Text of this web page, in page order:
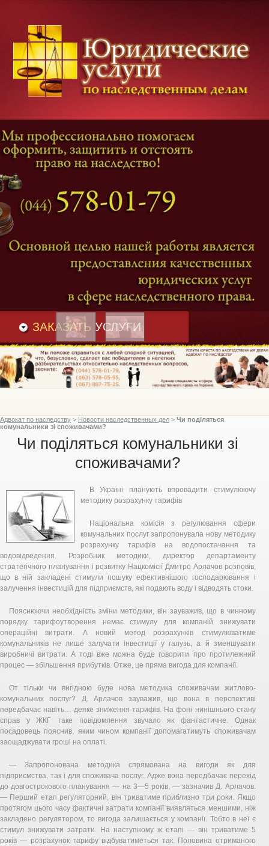
Категории дел
Наследование и Завещание
Оформление наследства
Оспаривание наследства
Адвокат наследственные дела
и Вакансии
ЗАКАЗАТЬ УСЛУГИ
Адвокат по наследству > Новости наследственных дел > Чи поділяться
комунальники зі споживачами?
Чи поділяться комунальники зі
споживачами?
В Україні планують впровадити стимулюючу
методику розрахунку тарифів
Національна комісія з регулювання сфери
комунальних послуг запропонувала нову методику
розрахунку тарифів на водопостачання та
водовідведення. Розробник методики, директор департаменту
стратегічного планування і розвитку Нацкомісії Дмитро Арлачов розповів,
що в ній закладені стимули пошуку ефективнішого господарювання і
залучення інвестицій для підприємств, які подають воду і відводять стоки.
Пояснюючи необхідність зміни методики, він зауважив, що в чинному
порядку тарифоутворення немає стимулу для компаній знижувати
операційні витрати. А новий метод розрахунків стимулюватиме
комунальників не лише залучати інвестиції у галузь, а й зменшувати
виробничі витрати. А тоді вже можна буде говорити про протилежний
процес — збільшення прибутків. Отже, це пряма вигода для компанії.
От тільки чи вигідною буде нова методика споживачам житлово-
комунальних послуг? Д. Арлачов зауважив, що вона в перспективі
передбачає навіть… деяке зниження тарифів. На фоні нинішнього стану
справ у ЖКГ таке повідомлення звучало як фантастичне. Однак
посадовець пояснив, яким чином компанії допомагатимуть споживачам
заощаджувати гроші на оплаті.
— Запропонована методика спрямована на вигоди як для
підприємства, так і для споживача послуг. Адже вона передбачає перехід
до довгострокового планування — на 3—5 років, — зазначив Д. Арлачов.
— Перший етап регуляторний, він триватиме приблизно три роки. Якщо
протягом цього часу фактичні затрати компанії виявляться меншими, ніж
закладено регулятором, то вигода залишається у компанії. Тобто в неї є
стимул знижувати затрати. На наступному ж етапі — він триватиме 5
років — розрахунок тарифу відбуватиметься так. Половина отриманого